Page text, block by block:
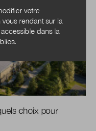
choix pour
votre
rendant sur la
dans la